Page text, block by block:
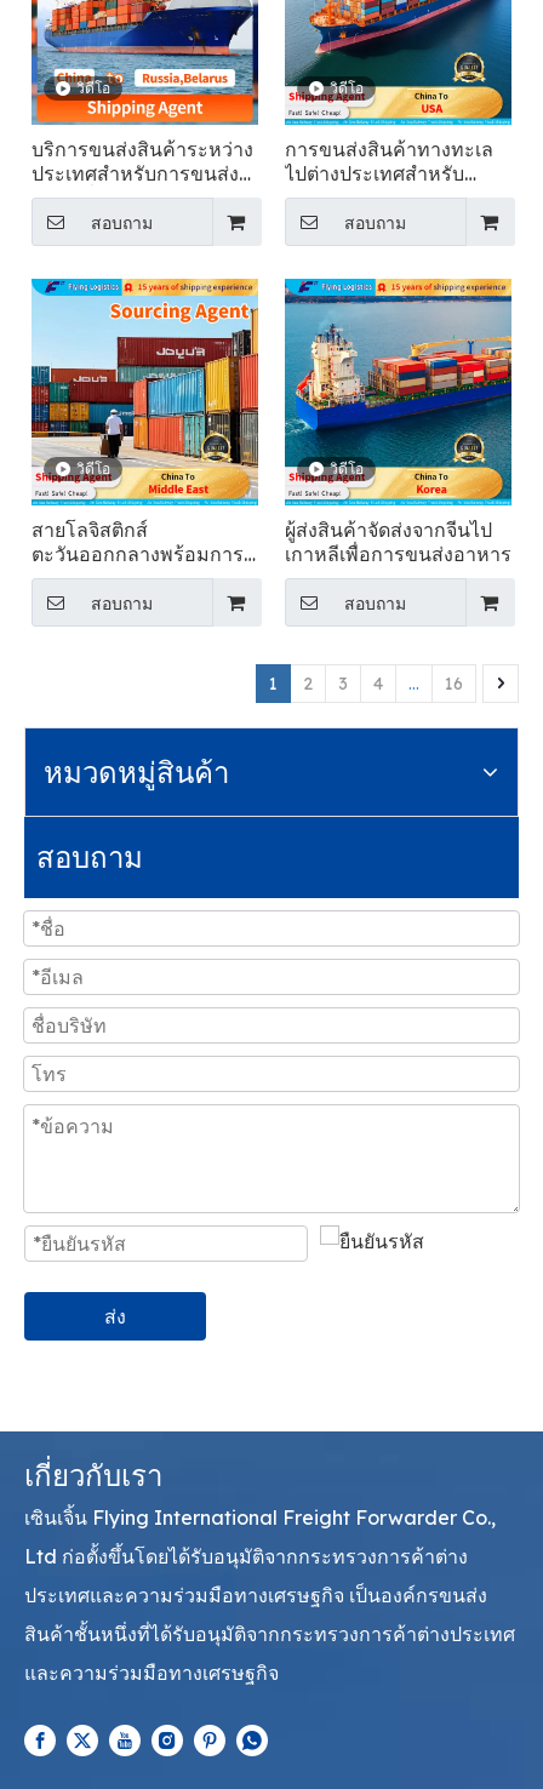
วิดีโอ
บริการขนส่งสินค้าระหว่าง
ประเทศสำหรับการขนส่ง
สินค้าทั่วไปไปยังรัสเซีย
สอบถาม
วิดีโอ
การขนส่งสินค้าทางทะเล
ไปต่างประเทศสำหรับ
เฟอร์นิเจอร์จากจีนไปยัง
สหรัฐอเมริกา
สอบถาม
วิดีโอ
สายโลจิสติกส์
ตะวันออกกลางพร้อมการ
เคลียร์สินค้ารวมภาษี
สอบถาม
วิดีโอ
ผู้ส่งสินค้าจัดส่งจากจีนไป
เกาหลีเพื่อการขนส่งอาหาร
สอบถาม
1 2 3 4 ... 16
หมวดหมู่สินค้า
สอบถาม
ส่ง
เกี่ยวกับเรา
เซินเจิ้น Flying International Freight Forwarder Co.,
Ltd ก่อตั้งขึ้นโดยได้รับอนุมัติจากกระทรวงการค้าต่าง
ประเทศและความร่วมมือทางเศรษฐกิจ เป็นองค์กรขนส่ง
สินค้าชั้นหนึ่งที่ได้รับอนุมัติจากกระทรวงการค้าต่างประเทศ
และความร่วมมือทางเศรษฐกิจ